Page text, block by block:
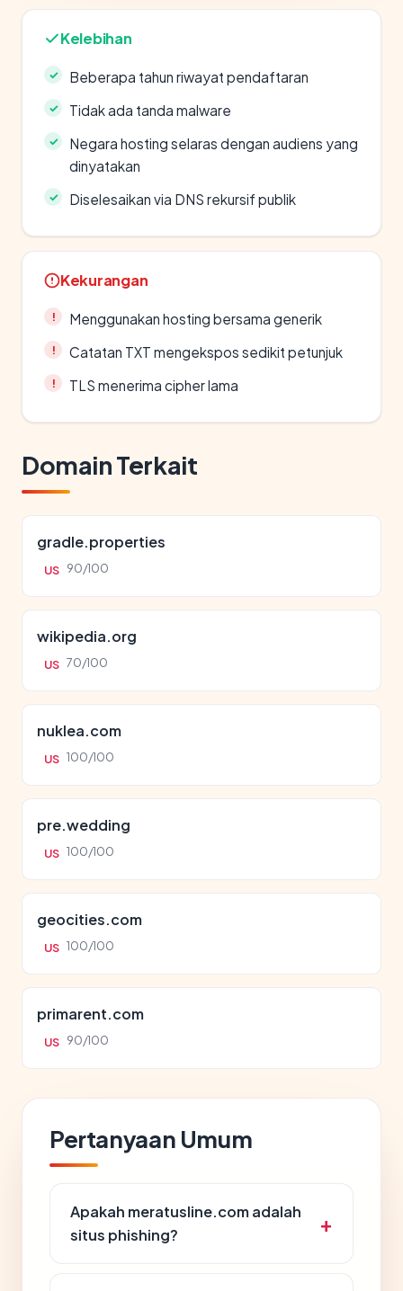
Kelebihan
Beberapa tahun riwayat pendaftaran
Tidak ada tanda malware
Negara hosting selaras dengan audiens yang
dinyatakan
Diselesaikan via DNS rekursif publik
Kekurangan
Menggunakan hosting bersama generik
Catatan TXT mengekspos sedikit petunjuk
TLS menerima cipher lama
Domain Terkait
gradle.properties
US 90/100
wikipedia.org
US 70/100
nuklea.com
US 100/100
pre.wedding
US 100/100
geocities.com
US 100/100
primarent.com
US 90/100
Pertanyaan Umum
Apakah meratusline.com adalah
situs phishing?